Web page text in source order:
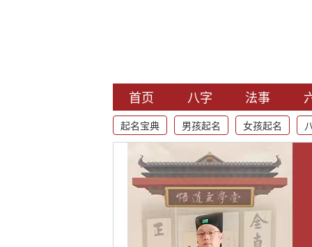
首页 八字 法事
起名宝典 男孩起名 女孩起名